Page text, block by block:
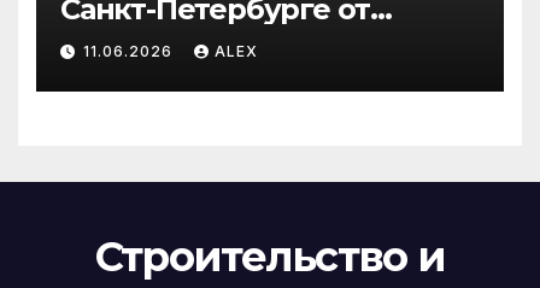
Санкт-Петербурге от
производителя по
доступным ценам
11.06.2026 ALEX
Строительство и